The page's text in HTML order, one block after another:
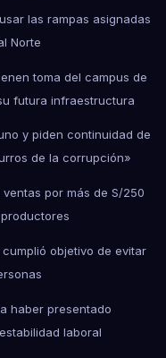
las rampas asignadas
Norte
toma del campus de
futura infraestructura
y piden continuidad de
de la corrupción»
ventas por más de S/250
objetivo de evitar
haber presentado
laboral